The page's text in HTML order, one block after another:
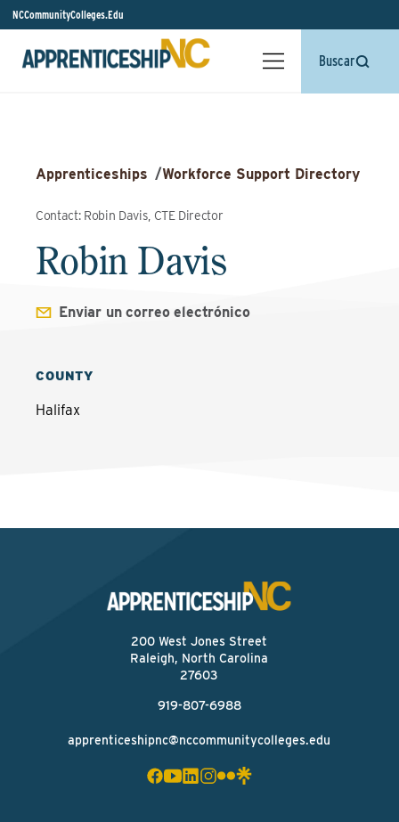
NCCommunityColleges.Edu
Buscar
Apprenticeships /Workforce Support Directory
Contact: Robin Davis, CTE Director
Robin Davis
Enviar un correo electrónico
COUNTY
Halifax
200 West Jones Street
Raleigh, North Carolina
27603
919-807-6988
apprenticeshipnc@nccommunitycolleges.edu